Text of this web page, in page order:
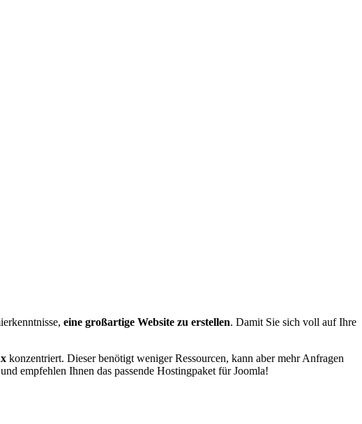
eine großartige Website zu erstellen. Damit Sie sich voll auf Ihre
konzentriert. Dieser benötigt weniger Ressourcen, kann aber mehr Anfragen
empfehlen Ihnen das passende Hostingpaket für Joomla!